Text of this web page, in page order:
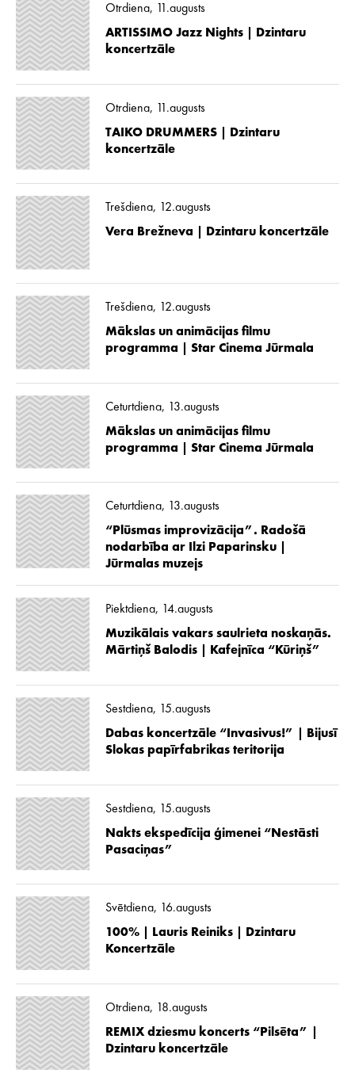
Otrdiena, 11.augusts
ARTISSIMO Jazz Nights | Dzintaru
koncertzāle
Otrdiena, 11.augusts
TAIKO DRUMMERS | Dzintaru
koncertzāle
Trešdiena, 12.augusts
Vera Brežneva | Dzintaru koncertzāle
Trešdiena, 12.augusts
Mākslas un animācijas filmu
programma | Star Cinema Jūrmala
Ceturtdiena, 13.augusts
Mākslas un animācijas filmu
programma | Star Cinema Jūrmala
Ceturtdiena, 13.augusts
“Plūsmas improvizācija”. Radošā
nodarbība ar Ilzi Paparinsku |
Jūrmalas muzejs
Piektdiena, 14.augusts
Muzikālais vakars saulrieta noskaņās.
Mārtiņš Balodis | Kafejnīca “Kūriņš”
Sestdiena, 15.augusts
Dabas koncertzāle “Invasivus!” | Bijusī
Slokas papīrfabrikas teritorija
Sestdiena, 15.augusts
Nakts ekspedīcija ģimenei “Nestāsti
Pasaciņas”
Svētdiena, 16.augusts
100% | Lauris Reiniks | Dzintaru
Koncertzāle
Otrdiena, 18.augusts
REMIX dziesmu koncerts “Pilsēta” |
Dzintaru koncertzāle